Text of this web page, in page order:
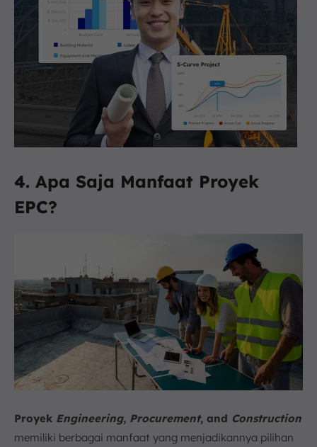
4. Apa Saja Manfaat Proyek
EPC?
Proyek Engineering, Procurement, and Construction
memiliki berbagai manfaat yang menjadikannya pilihan